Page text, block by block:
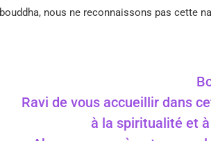
bouddha, nous ne reconnaissons pas cette
Ravi de vous accueillir dans
à la spiritualité et